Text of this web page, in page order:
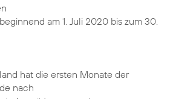
am 1. Juli 2020 bis zum 30.
hat die ersten Monate der
nach